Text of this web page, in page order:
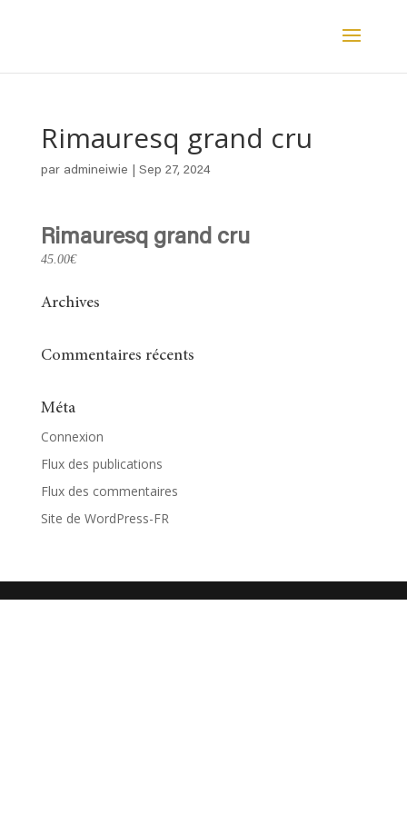
Rimauresq grand cru
par admineiwie Sep 27, 2024
Rimauresq grand cru
45.00€
Archives
Commentaires récents
Méta
Connexion
Flux des publications
Flux des commentaires
Site de WordPress-FR